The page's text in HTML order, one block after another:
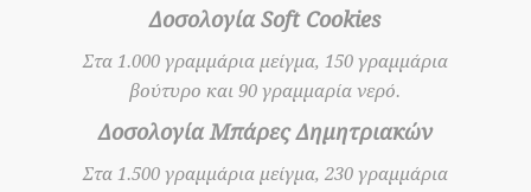
Δοσολογία Soft Cookies
Στα 1.000 γραμμάρια μείγμα, 150 γραμμάρια
βούτυρο και 90 γραμμαρία νερό.
Δοσολογία Μπάρες Δημητριακών
Στα 1.500 γραμμάρια μείγμα, 230 γραμμάρια